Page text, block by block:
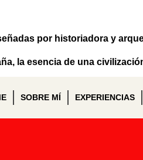
por historiadora y
la esencia de una
SOBRE MÍ EXPERIENCIAS